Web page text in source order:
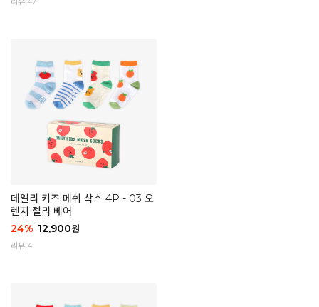
데일리 키즈 메쉬 삭스 4P - 03 오
렌지 젤리 베어
24% 12,900원
리뷰 4